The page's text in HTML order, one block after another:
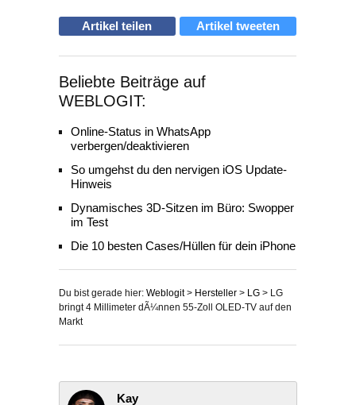
Artikel teilen Artikel tweeten
Beliebte Beiträge auf
WEBLOGIT:
Online-Status in WhatsApp
verbergen/deaktivieren
So umgehst du den nervigen iOS Update-
Hinweis
Dynamisches 3D-Sitzen im Büro: Swopper
im Test
Die 10 besten Cases/Hüllen für dein iPhone
Du bist gerade hier: Weblogit> Hersteller > LG > LG
bringt 4 Millimeter dÃ¼nnen 55-Zoll OLED-TV auf den
Markt
Kay